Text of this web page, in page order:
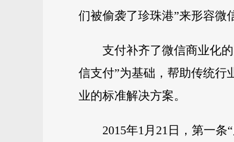
们被偷袭了珍珠港”来形容微
支付补齐了微信商业化
信支付”为基础，帮助传统行
业的标准解决方案。
2015年1月21日，第一